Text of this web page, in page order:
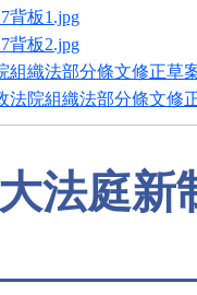
背板1.jpg
背板2.jpg
組織法部分條文修正草
法院組織法部分條文修
法庭新